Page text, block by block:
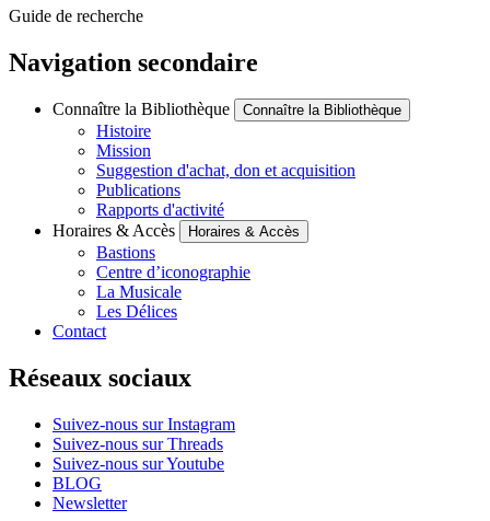
Guide de recherche
Navigation secondaire
Connaître la Bibliothèque Connaître la Bibliothèque
Histoire
Mission
Suggestion d'achat, don et acquisition
Publications
Rapports d'activité
Horaires & Accès
Horaires & Accès
Bastions
Centre d’iconographie
La Musicale
Les Délices
Contact
Réseaux sociaux
Suivez-nous sur Instagram
Suivez-nous sur Threads
Suivez-nous sur Youtube
BLOG
Newsletter